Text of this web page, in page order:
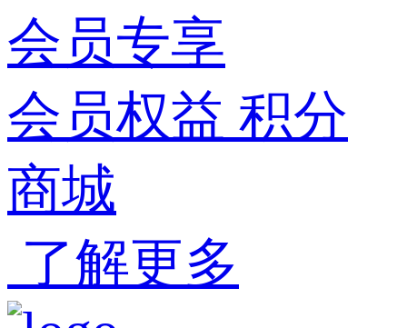
会员专享
会员权益 积分
商城
了解更多